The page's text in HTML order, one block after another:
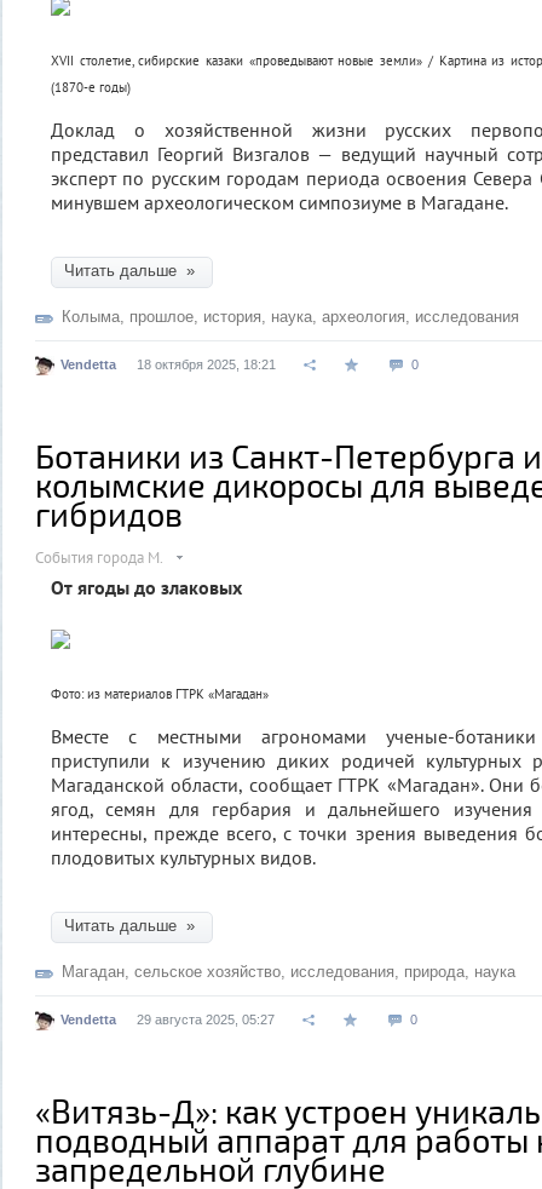
XVII столетие, сибирские казаки «проведывают новые земли» / Картина из
(1870-е годы)
Доклад о хозяйственной жизни русских
представил Георгий Визгалов — ведущий научный
эксперт по русским городам периода освоения
минувшем археологическом симпозиуме в Магадане.
Читать дальше »
Колыма, прошлое, история, наука, археология, исследования
Vendetta 18 октября 2025, 18:21 0
Ботаники из Санкт-Петербурга
колымские дикоросы для
гибридов
События города М.
От ягоды до злаковых
Фото: из материалов ГТРК «Магадан»
Вместе с местными агрономами ученые-
приступили к изучению диких родичей культурных
Магаданской области, сообщает ГТРК «Магадан». Они
ягод, семян для гербария и дальнейшего
интересны, прежде всего, с точки зрения выведения
плодовитых культурных видов.
Читать дальше »
Магадан, сельское хозяйство, исследования, природа, наука
Vendetta 29 августа 2025, 05:27 0
«Витязь-Д»: как устроен
подводный аппарат для работы
запредельной глубине